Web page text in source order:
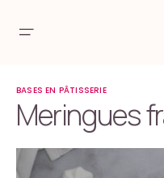
BASES EN PÂTISSERIE
Meringues